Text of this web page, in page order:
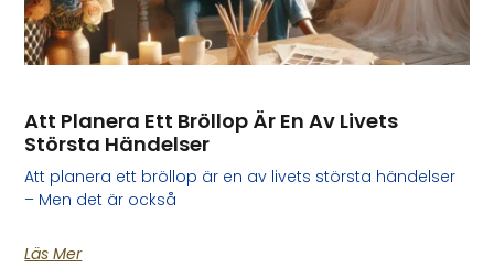
Att Planera Ett Bröllop Är En Av Livets
Största Händelser
Att planera ett bröllop är en av livets största händelser
– Men det är också
Läs Mer